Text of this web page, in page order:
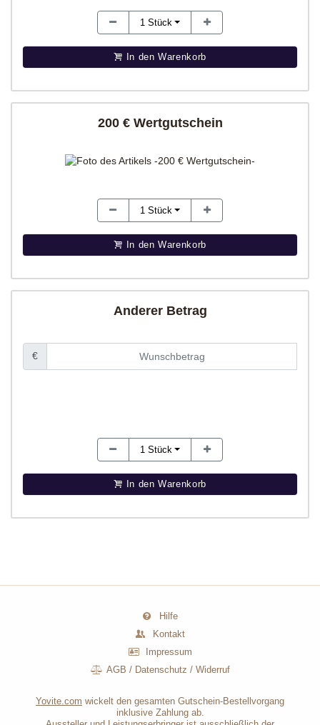
1 Stück
In den Warenkorb
200 € Wertgutschein
1 Stück
In den Warenkorb
Anderer Betrag
€
1 Stück
In den Warenkorb
Hilfe
Kontakt
Impressum
AGB / Datenschutz /Widerruf
Yovite.com wickelt den gesamten Gutschein-Bestellvorgang
inklusive Zahlung ab.